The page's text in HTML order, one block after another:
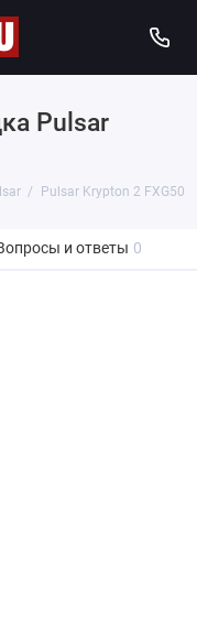
Pulsar
Pulsar Krypton 2 FXG50
и ответы 0